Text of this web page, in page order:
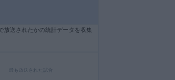
放送されたかの統計データを収集
最も放送された試合